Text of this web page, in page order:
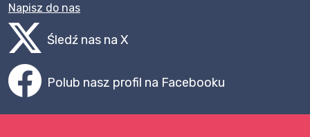
Napisz do nas
Śledź nas na X
Polub nasz profil na Facebooku